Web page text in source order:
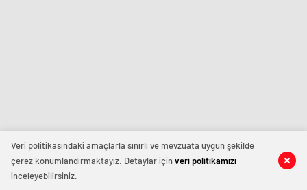
Veri politikasındaki amaçlarla sınırlı ve mevzuata uygun şekilde
çerez konumlandırmaktayız. Detaylar içinveri politikamızı
inceleyebilirsiniz.